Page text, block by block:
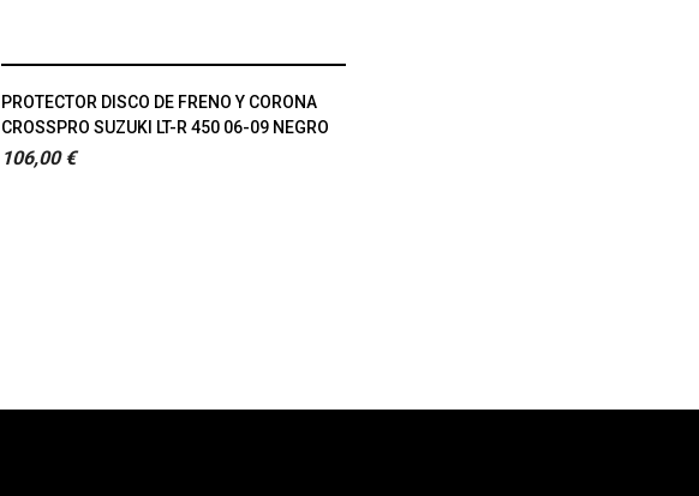
PROTECTOR DISCO DE FRENO Y CORONA
CROSSPRO SUZUKI LT-R 450 06-09 NEGRO
106,00 €